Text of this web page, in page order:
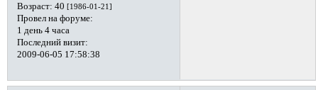
Возраст: 40 [1986-01-21]
Провел на форуме:
1 день 4 часа
Последний визит:
2009-06-05 17:58:38